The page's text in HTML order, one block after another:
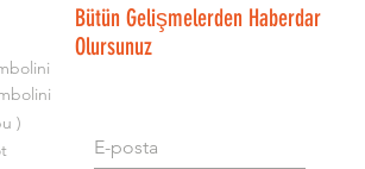
)
Bütün Gelişmelerden Haberdar
Olursunuz